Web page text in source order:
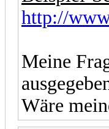
http://
Meine
Wäre